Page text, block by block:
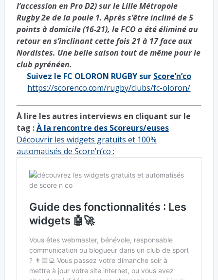
l’accession en Pro D2) sur le Lille Métropole
Rugby 2e de la poule 1. Après s’être incliné de 5
points à domicile (16-21), le FCO a été éliminé au
retour en s’inclinant cette fois 21 à 17 face aux
Nordistes. Une belle saison tout de même pour le
club pyrénéen.
Suivez le FC OLORON RUGBY sur Score’n’co
https://scorenco.com/rugby/clubs/fc-oloron/
À lire les autres interviews en cliquant sur le
tag :À la rencontre des Scoreurs/euses
Découvrir les widgets gratuits et 100%
automatisés de Score’n’co :